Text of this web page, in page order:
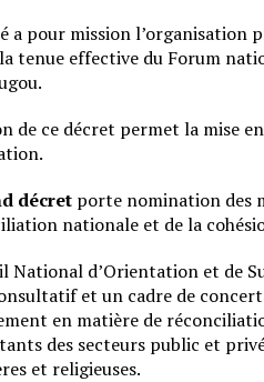
a pour mission
tenue effective du Forum
de ce décret permet la mise
décret porte nomination des
nationale et de la
National d’Orientation et de
et un cadre de
en matière de
des secteurs public et
et religieuses.